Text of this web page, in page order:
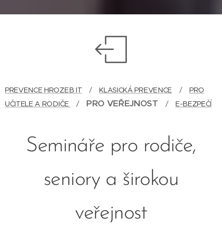
PREVENCE HROZEB IT /KLASICKÁ PREVENCE /PRO
UČITELE A RODIČE
/ PRO VEŘEJNOST / E-BEZPEČÍ
Semináře pro rodiče,
seniory a širokou
veřejnost